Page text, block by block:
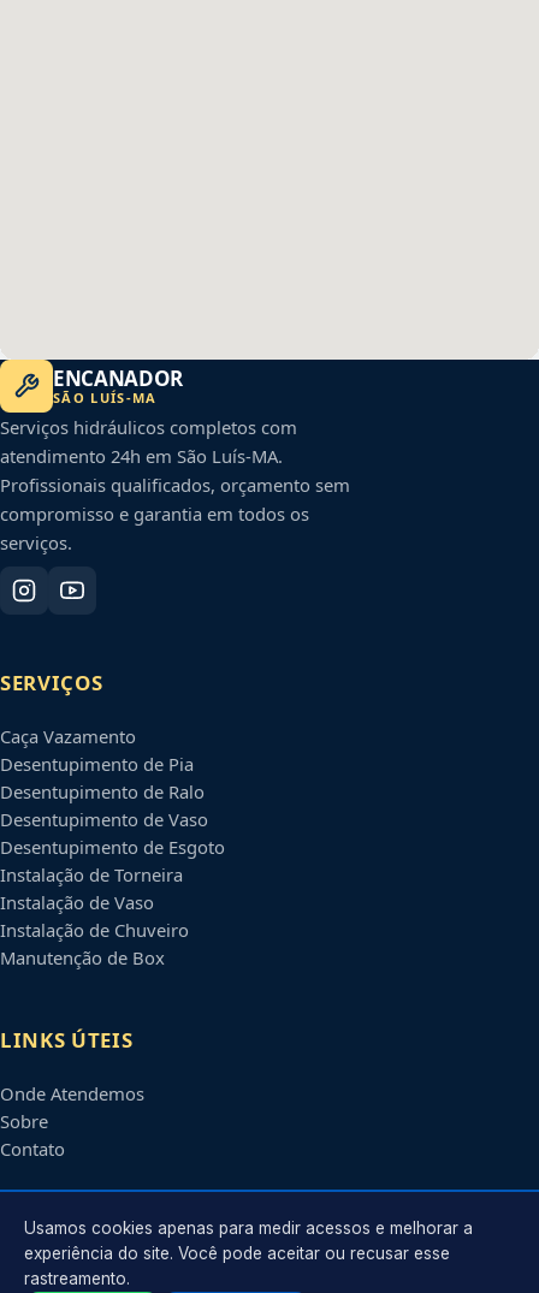
ENCANADOR
SÃO LUÍS-MA
Serviços hidráulicos completos com
atendimento 24h em São Luís-MA.
Profissionais qualificados, orçamento sem
compromisso e garantia em todos os
serviços.
SERVIÇOS
Caça Vazamento
Desentupimento de Pia
Desentupimento de Ralo
Desentupimento de Vaso
Desentupimento de Esgoto
Instalação de Torneira
Instalação de Vaso
Instalação de Chuveiro
Manutenção de Box
LINKS ÚTEIS
Onde Atendemos
Sobre
Contato
CONTATO
Atendimento em
Usamos cookies apenas para medir acessos e melhorar a
experiência do site. Você pode aceitar ou recusar esse
rastreamento.